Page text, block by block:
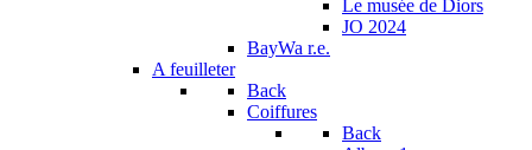
Le musée de Diors
JO 2024
BayWa r.e.
A feuilleter
Back
Coiffures
Back